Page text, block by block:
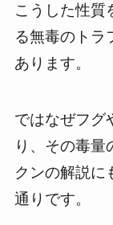
こうした性質
る無毒のトラ
あります。
ではなぜフグ
り、その毒量
クンの解説に
通りです。